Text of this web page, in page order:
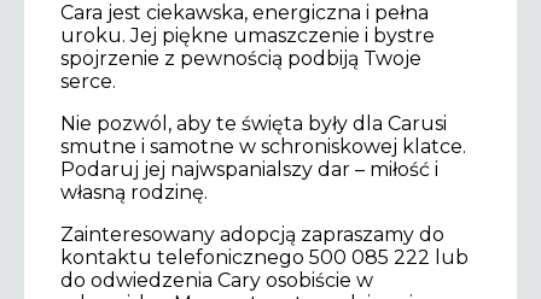
Cara jest ciekawska, energiczna i pełna
uroku. Jej piękne umaszczenie i bystre
spojrzenie z pewnością podbiją Twoje
serce.
Nie pozwól, aby te święta były dla Carusi
smutne i samotne w schroniskowej klatce.
Podaruj jej najwspanialszy dar – miłość i
własną rodzinę.
Zainteresowany adopcją zapraszamy do
kontaktu telefonicznego 500 085 222 lub
do odwiedzenia Cary osobiście w